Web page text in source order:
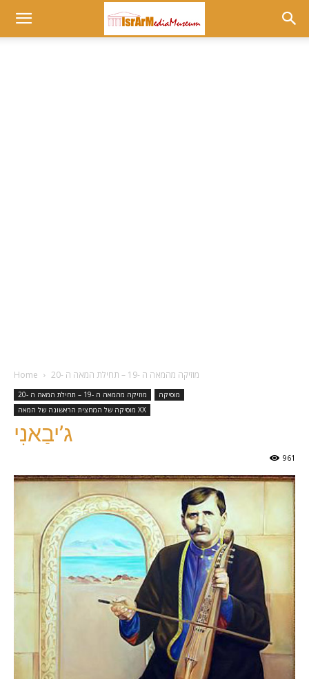
Museum
Home מוזיקה מהמאה ה -19 – תחילת המאה ה -20
מוזיקה מהמאה ה -19 – תחילת המאה ה -20
מוסיקה
מוסיקה של המחצית הראשונה של המאה ХХ
ג’יבַאנִי
961